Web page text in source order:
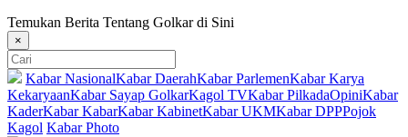
Temukan Berita Tentang Golkar di Sini
×
Kabar NasionalKabar DaerahKabar ParlemenKabar Karya
KekaryaanKabar Sayap GolkarKagol TVKabar PilkadaOpiniKabar
KaderKabar KabarKabar KabinetKabar UKMKabar DPPPojok
Kagol Kabar Photo